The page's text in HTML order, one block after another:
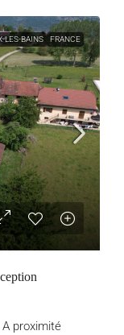
LES-BAINS FRANCE
proximité